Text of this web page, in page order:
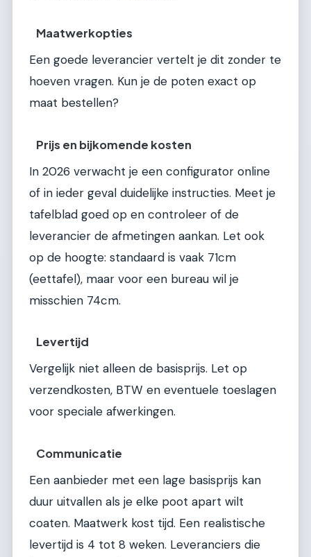
Maatwerkopties
Een goede leverancier vertelt je dit zonder te
hoeven vragen. Kun je de poten exact op
maat bestellen?
Prijs en bijkomende kosten
In 2026 verwacht je een configurator online
of in ieder geval duidelijke instructies. Meet je
tafelblad goed op en controleer of de
leverancier de afmetingen aankan. Let ook
op de hoogte: standaard is vaak 71cm
(eettafel), maar voor een bureau wil je
misschien 74cm.
Levertijd
Vergelijk niet alleen de basisprijs. Let op
verzendkosten, BTW en eventuele toeslagen
voor speciale afwerkingen.
Communicatie
Een aanbieder met een lage basisprijs kan
duur uitvallen als je elke poot apart wilt
coaten. Maatwerk kost tijd. Een realistische
levertijd is 4 tot 8 weken. Leveranciers die